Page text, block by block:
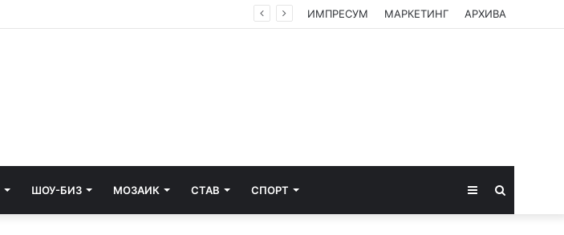
ИМПРЕСУМ МАРКЕТИНГ АРХИВА
ШОУ-БИЗ МОЗАИК СТАВ СПОРТ Sidebar